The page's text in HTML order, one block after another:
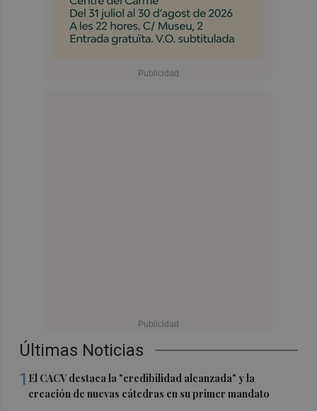
Últimas Noticias
1 El CACV destaca la "credibilidad alcanzada" y la
creación de nuevas cátedras en su primer mandato